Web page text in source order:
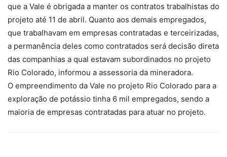
que a Vale é obrigada a manter os contratos trabalhistas do
projeto até 11 de abril. Quanto aos demais empregados,
que trabalhavam em empresas contratadas e terceirizadas,
a permanência deles como contratados será decisão direta
das companhias a qual estavam subordinados no projeto
Rio Colorado, informou a assessoria da mineradora.
O empreendimento da Vale no projeto Rio Colorado para a
exploração de potássio tinha 6 mil empregados, sendo a
maioria de empresas contratadas para atuar no projeto.